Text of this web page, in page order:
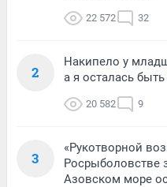
22 572 32
2
Накипело у
а я осталась
20 582 9
3
«Рукотворной
Росрыболовстве
Азовском море